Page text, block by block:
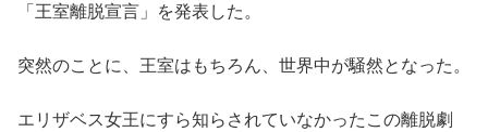
「王室離脱宣言」を発表した。
突然のことに、王室はもちろん、世界中が騒然となった。
エリザベス女王にすら知らされていなかったこの離脱劇